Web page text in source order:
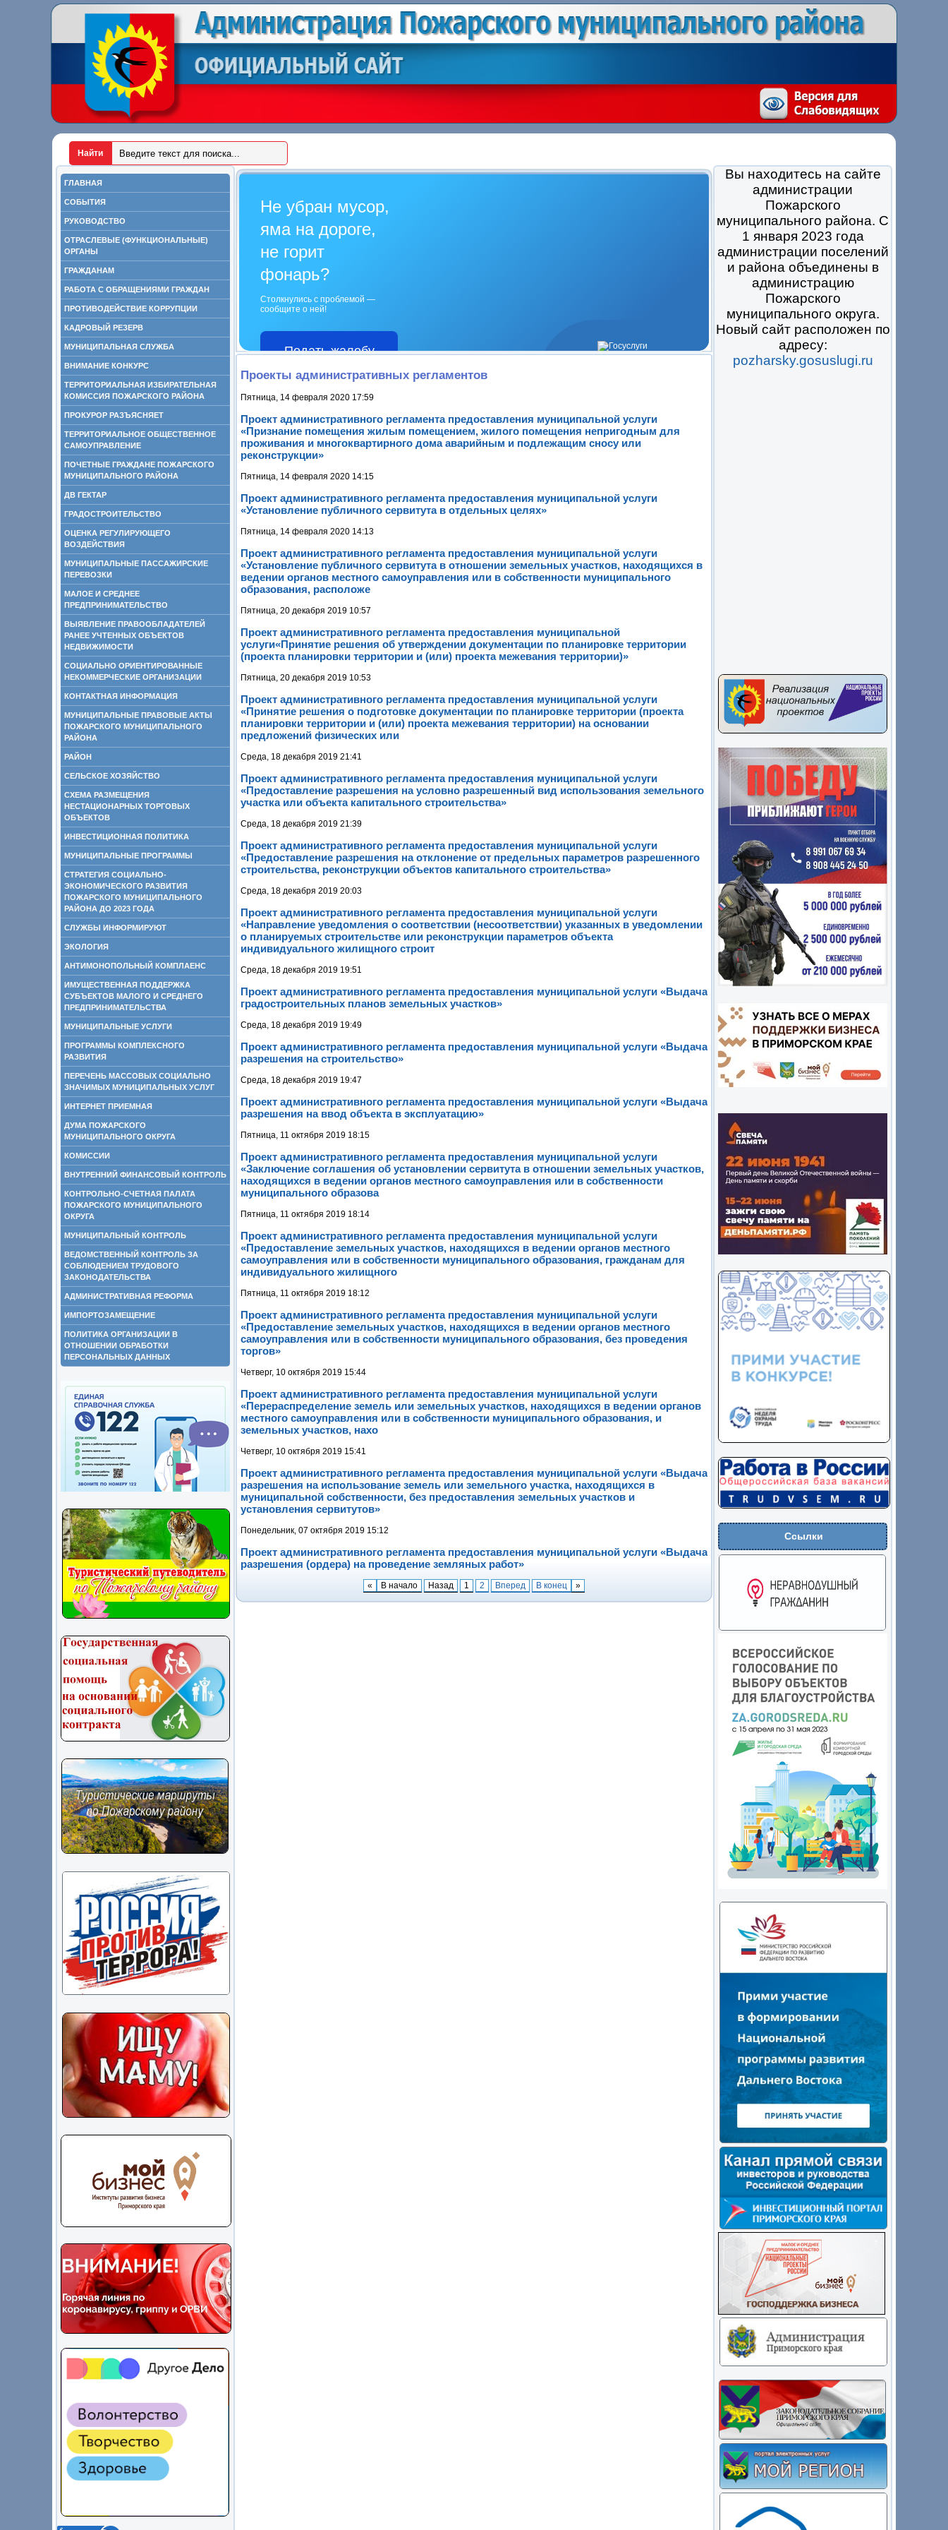
ГЛАВНАЯ
СОБЫТИЯ
РУКОВОДСТВО
ОТРАСЛЕВЫЕ (ФУНКЦИОНАЛЬНЫЕ)
ОРГАНЫ
ГРАЖДАНАМ
РАБОТА С ОБРАЩЕНИЯМИ ГРАЖДАН
ПРОТИВОДЕЙСТВИЕ КОРРУПЦИИ
КАДРОВЫЙ РЕЗЕРВ
МУНИЦИПАЛЬНАЯ СЛУЖБА
ВНИМАНИЕ КОНКУРС
ТЕРРИТОРИАЛЬНАЯ ИЗБИРАТЕЛЬНАЯ
КОМИССИЯ ПОЖАРСКОГО РАЙОНА
ПРОКУРОР РАЗЪЯСНЯЕТ
ТЕРРИТОРИАЛЬНОЕ ОБЩЕСТВЕННОЕ
САМОУПРАВЛЕНИЕ
ПОЧЕТНЫЕ ГРАЖДАНЕ ПОЖАРСКОГО
МУНИЦИПАЛЬНОГО РАЙОНА
ДВ ГЕКТАР
ГРАДОСТРОИТЕЛЬСТВО
ОЦЕНКА РЕГУЛИРУЮЩЕГО
ВОЗДЕЙСТВИЯ
МУНИЦИПАЛЬНЫЕ ПАССАЖИРСКИЕ
ПЕРЕВОЗКИ
МАЛОЕ И СРЕДНЕЕ
ПРЕДПРИНИМАТЕЛЬСТВО
ВЫЯВЛЕНИЕ ПРАВООБЛАДАТЕЛЕЙ
РАНЕЕ УЧТЕННЫХ ОБЪЕКТОВ
НЕДВИЖИМОСТИ
СОЦИАЛЬНО ОРИЕНТИРОВАННЫЕ
НЕКОММЕРЧЕСКИЕ ОРГАНИЗАЦИИ
КОНТАКТНАЯ ИНФОРМАЦИЯ
МУНИЦИПАЛЬНЫЕ ПРАВОВЫЕ АКТЫ
ПОЖАРСКОГО МУНИЦИПАЛЬНОГО
РАЙОНА
РАЙОН
СЕЛЬСКОЕ ХОЗЯЙСТВО
СХЕМА РАЗМЕЩЕНИЯ
НЕСТАЦИОНАРНЫХ ТОРГОВЫХ
ОБЪЕКТОВ
ИНВЕСТИЦИОННАЯ ПОЛИТИКА
МУНИЦИПАЛЬНЫЕ ПРОГРАММЫ
СТРАТЕГИЯ СОЦИАЛЬНО-
ЭКОНОМИЧЕСКОГО РАЗВИТИЯ
ПОЖАРСКОГО МУНИЦИПАЛЬНОГО
РАЙОНА ДО 2023 ГОДА
СЛУЖБЫ ИНФОРМИРУЮТ
ЭКОЛОГИЯ
АНТИМОНОПОЛЬНЫЙ КОМПЛАЕНС
ИМУЩЕСТВЕННАЯ ПОДДЕРЖКА
СУБЪЕКТОВ МАЛОГО И СРЕДНЕГО
ПРЕДПРИНИМАТЕЛЬСТВА
МУНИЦИПАЛЬНЫЕ УСЛУГИ
ПРОГРАММЫ КОМПЛЕКСНОГО
РАЗВИТИЯ
ПЕРЕЧЕНЬ МАССОВЫХ СОЦИАЛЬНО
ЗНАЧИМЫХ МУНИЦИПАЛЬНЫХ УСЛУГ
ИНТЕРНЕТ ПРИЕМНАЯ
ДУМА ПОЖАРСКОГО
МУНИЦИПАЛЬНОГО ОКРУГА
КОМИССИИ
ВНУТРЕННИЙ ФИНАНСОВЫЙ КОНТРОЛЬ
КОНТРОЛЬНО-СЧЕТНАЯ ПАЛАТА
ПОЖАРСКОГО МУНИЦИПАЛЬНОГО
ОКРУГА
МУНИЦИПАЛЬНЫЙ КОНТРОЛЬ
ВЕДОМСТВЕННЫЙ КОНТРОЛЬ ЗА
СОБЛЮДЕНИЕМ ТРУДОВОГО
ЗАКОНОДАТЕЛЬСТВА
АДМИНИСТРАТИВНАЯ РЕФОРМА
ИМПОРТОЗАМЕЩЕНИЕ
ПОЛИТИКА ОРГАНИЗАЦИИ В
ОТНОШЕНИИ ОБРАБОТКИ
ПЕРСОНАЛЬНЫХ ДАННЫХ
Вы находитесь на сайте
администрации
Пожарского
муниципального района. С
1 января 2023 года
администрации поселений
и района объединены в
администрацию
Пожарского
муниципального округа.
Новый сайт расположен по
адресу:
pozharsky.gosuslugi.ru
Ссылки
Не убран мусор,
яма на дороге,
не горит
фонарь?
Столкнулись с проблемой —
сообщите о ней!
Подать жалобу
Проекты административных регламентов
Пятница, 14 февраля 2020 17:59
Проект административного регламента предоставления муниципальной услуги
«Признание помещения жилым помещением, жилого помещения непригодным для
проживания и многоквартирного дома аварийным и подлежащим сносу или
реконструкции»
Пятница, 14 февраля 2020 14:15
Проект административного регламента предоставления муниципальной услуги
«Установление публичного сервитута в отдельных целях»
Пятница, 14 февраля 2020 14:13
Проект административного регламента предоставления муниципальной услуги
«Установление публичного сервитута в отношении земельных участков, находящихся в
ведении органов местного самоуправления или в собственности муниципального
образования, расположе
Пятница, 20 декабря 2019 10:57
Проект административного регламента предоставления муниципальной
услуги«Принятие решения об утверждении документации по планировке территории
(проекта планировки территории и (или) проекта межевания территории)»
Пятница, 20 декабря 2019 10:53
Проект административного регламента предоставления муниципальной услуги
«Принятие решения о подготовке документации по планировке территории (проекта
планировки территории и (или) проекта межевания территории) на основании
предложений физических или
Среда, 18 декабря 2019 21:41
Проект административного регламента предоставления муниципальной услуги
«Предоставление разрешения на условно разрешенный вид использования земельного
участка или объекта капитального строительства»
Среда, 18 декабря 2019 21:39
Проект административного регламента предоставления муниципальной услуги
«Предоставление разрешения на отклонение от предельных параметров разрешенного
строительства, реконструкции объектов капитального строительства»
Среда, 18 декабря 2019 20:03
Проект административного регламента предоставления муниципальной услуги
«Направление уведомления о соответствии (несоответствии) указанных в уведомлении
о планируемых строительстве или реконструкции параметров объекта
индивидуального жилищного строит
Среда, 18 декабря 2019 19:51
Проект административного регламента предоставления муниципальной услуги «Выдача
градостроительных планов земельных участков»
Среда, 18 декабря 2019 19:49
Проект административного регламента предоставления муниципальной услуги «Выдача
разрешения на строительство»
Среда, 18 декабря 2019 19:47
Проект административного регламента предоставления муниципальной услуги «Выдача
разрешения на ввод объекта в эксплуатацию»
Пятница, 11 октября 2019 18:15
Проект административного регламента предоставления муниципальной услуги
«Заключение соглашения об установлении сервитута в отношении земельных участков,
находящихся в ведении органов местного самоуправления или в собственности
муниципального образова
Пятница, 11 октября 2019 18:14
Проект административного регламента предоставления муниципальной услуги
«Предоставление земельных участков, находящихся в ведении органов местного
самоуправления или в собственности муниципального образования, гражданам для
индивидуального жилищного
Пятница, 11 октября 2019 18:12
Проект административного регламента предоставления муниципальной услуги
«Предоставление земельных участков, находящихся в ведении органов местного
самоуправления или в собственности муниципального образования, без проведения
торгов»
Четверг, 10 октября 2019 15:44
Проект административного регламента предоставления муниципальной услуги
«Перераспределение земель или земельных участков, находящихся в ведении органов
местного самоуправления или в собственности муниципального образования, и
земельных участков, нахо
Четверг, 10 октября 2019 15:41
Проект административного регламента предоставления муниципальной услуги «Выдача
разрешения на использование земель или земельного участка, находящихся в
муниципальной собственности, без предоставления земельных участков и
установления сервитутов»
Понедельник, 07 октября 2019 15:12
Проект административного регламента предоставления муниципальной услуги «Выдача
разрешения (ордера) на проведение земляных работ»
« В начало Назад 1 2 Вперед В конец »